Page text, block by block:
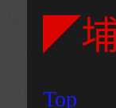
◤
Top